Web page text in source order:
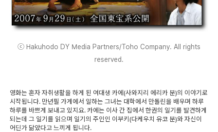
ⓒ Hakuhodo DY Media Partners/Toho Company. All rights
reserved.
영화는 혼자 자취생활을 하게 된 여대생 카에(사와지리 에리카 분)의 이야기로
시작됩니다. 만년필 가게에서 일하는 그녀는 대학에서 만돌린을 배우며 하루
하루를 바쁘게 보내고 있지요. 카에는 이사 간 집에서 한권의 일기를 발견하게
되는데 그 일기를 읽으며 일기의 주인인 이부키(다케우치 유코 분)와 자신이
어딘가 닮았다고 느끼게 됩니다.